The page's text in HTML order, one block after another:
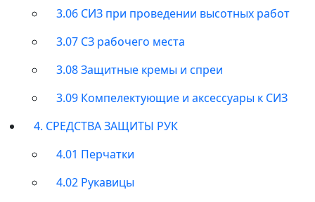
3.06 СИЗ при проведении высотных работ
3.07 СЗ рабочего места
3.08 Защитные кремы и спреи
3.09 Компелектующие и аксессуары к СИЗ
4. СРЕДСТВА ЗАЩИТЫ РУК
4.01 Перчатки
4.02 Рукавицы